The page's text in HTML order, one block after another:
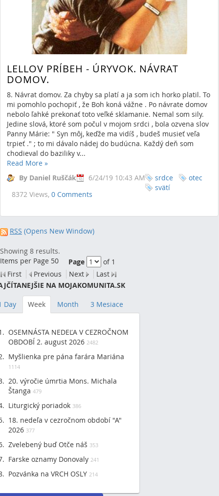
LELLOV PRÍBEH - ÚRYVOK. NÁVRAT
DOMOV.
8. Návrat domov. Za chyby sa platí a ja som ich horko platil. To
mi pomohlo pochopiť , že Boh koná vážne . Po návrate domov
nebolo ľahké prekonať toto veľké sklamanie. Nemal som sily.
Jedine slová, ktoré som počul v mojom srdci , bola ozvena slov
Panny Márie: " Syn môj, keďže ma vidíš , budeš musieť veľa
trpieť ." ; to mi dávalo nádej do budúcna. Každý deň som
chodieval do baziliky v...
Read More »
By Daniel Ruščák
6/24/19 10:43 AM
8372 Views, 0 Comments
srdce
otec
svätí
RSS (Opens New Window)
Showing 8 results.
Items per Page 50
Page
of 1
First
Previous Next
Last
NA MOJAKOMUNITA.SK
Day Week Month 3 Mesiace
OSEMNÁSTA NEDEĽA V CEZROČNOM
OBDOBÍ 2. august 2026 2482
Myšlienka pre pána farára Mariána
1114
20. výročie úmrtia Mons. Michala
Štanga 479
Liturgický poriadok 386
18. nedeľa v cezročnom období "A"
2026 377
Zvelebený buď Otče náš 353
Farske oznamy Donovaly 241
Pozvánka na VRCH OSLY 214